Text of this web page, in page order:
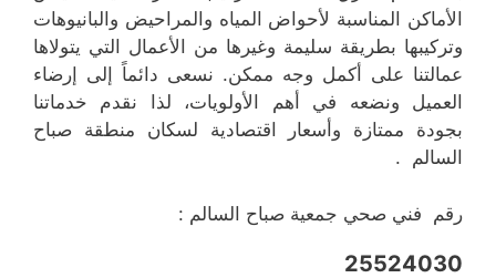
الأماكن المناسبة لأحواض المياه والمراحيض والبانيوهات
وتركيبها بطريقة سليمة وغيرها من الأعمال التي يتولاها
عمالتنا على أكمل وجه ممكن. نسعى دائماً إلى إرضاء
العميل ونضعه في أهم الأولويات، لذا نقدم خدماتنا
بجودة ممتازة وأسعار اقتصادية لسكان منطقة صباح
السالم .
رقم فني صحي جمعية صباح السالم :
25524030